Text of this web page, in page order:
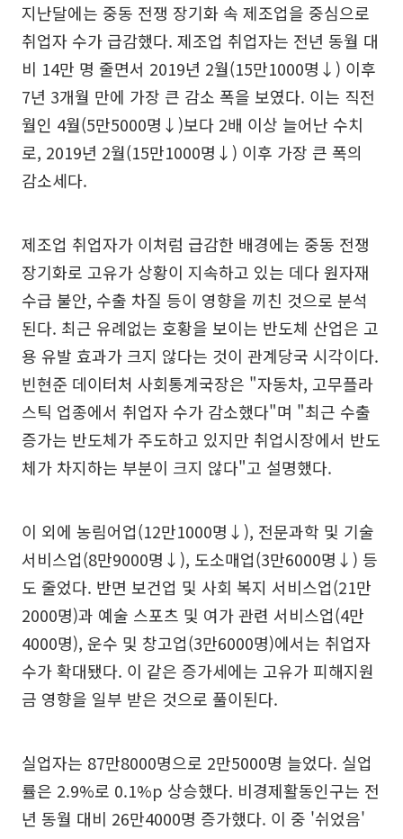
지난달에는 중동 전쟁 장기화 속 제조업을 중심으로
취업자 수가 급감했다. 제조업 취업자는 전년 동월 대
비 14만 명 줄면서 2019년 2월(15만1000명↓) 이후
7년 3개월 만에 가장 큰 감소 폭을 보였다. 이는 직전
월인 4월(5만5000명↓)보다 2배 이상 늘어난 수치
로, 2019년 2월(15만1000명↓) 이후 가장 큰 폭의
감소세다.
제조업 취업자가 이처럼 급감한 배경에는 중동 전쟁
장기화로 고유가 상황이 지속하고 있는 데다 원자재
수급 불안, 수출 차질 등이 영향을 끼친 것으로 분석
된다. 최근 유례없는 호황을 보이는 반도체 산업은 고
용 유발 효과가 크지 않다는 것이 관계당국 시각이다.
빈현준 데이터처 사회통계국장은 "자동차, 고무플라
스틱 업종에서 취업자 수가 감소했다"며 "최근 수출
증가는 반도체가 주도하고 있지만 취업시장에서 반도
체가 차지하는 부분이 크지 않다"고 설명했다.
이 외에 농림어업(12만1000명↓), 전문과학 및 기술
서비스업(8만9000명↓), 도소매업(3만6000명↓) 등
도 줄었다. 반면 보건업 및 사회 복지 서비스업(21만
2000명)과 예술 스포츠 및 여가 관련 서비스업(4만
4000명), 운수 및 창고업(3만6000명)에서는 취업자
수가 확대됐다. 이 같은 증가세에는 고유가 피해지원
금 영향을 일부 받은 것으로 풀이된다.
실업자는 87만8000명으로 2만5000명 늘었다. 실업
률은 2.9%로 0.1%p 상승했다. 비경제활동인구는 전
년 동월 대비 26만4000명 증가했다. 이 중 '쉬었음'